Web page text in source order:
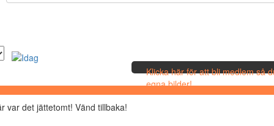
Klicka här för att bli medlem så
egna bilder!
var det jättetomt! Vänd tillbaka!